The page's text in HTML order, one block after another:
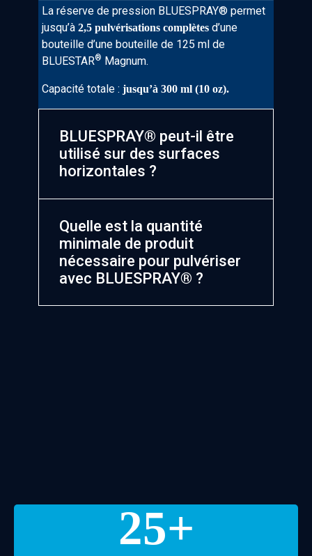
La réserve de pression BLUESPRAY® permet
jusqu’à 2,5 pulvérisations complètes d’une
bouteille d’une bouteille de 125 ml de
BLUESTAR® Magnum.
Capacité totale : jusqu’à 300 ml (10 oz).
BLUESPRAY® peut-il être
utilisé sur des surfaces
horizontales ?
sans altérer la qualité de pulvérisation. Il
assure une distribution continue et uniforme
sur les surfaces planes ou au plafond.
Quelle est la quantité
minimale de produit
nécessaire pour pulvériser
avec BLUESPRAY® ?
25+